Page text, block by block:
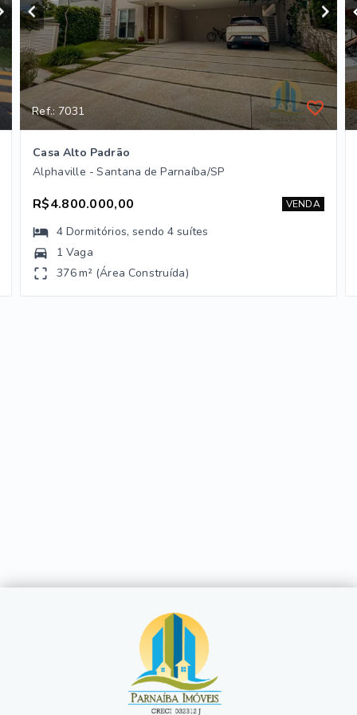
Ref.: 7031
Casa Alto Padrão
Alphaville - Santana de Parnaíba/SP
R$4.800.000,00 VENDA
4 Dormitórios, sendo4 suítes
1 Vaga
376 m² (Área Construída)